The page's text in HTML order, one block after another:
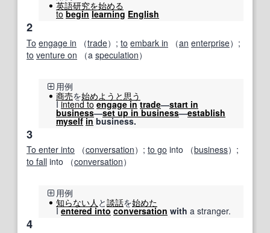
英語研究を始める
to begin learning English
2
To engage in （trade）; to embark in （an enterprise）;
to venture on （a speculation）
用例
商売を始めようと 思う
Iintend to engage in trade―start in
business―set up in business―establish
myself inbusiness.
3
To enter into （conversation）; to go into （business）;
to fall into （conversation）
用例
知らない人 と談話を始めた
Ientered into conversation with a stranger.
4